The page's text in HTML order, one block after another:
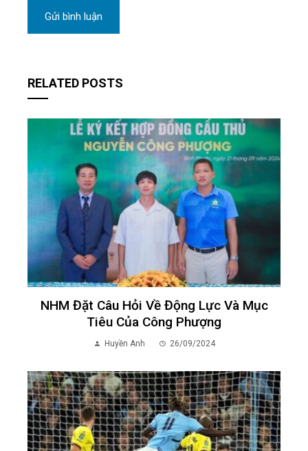
RELATED POSTS
NHM Đặt Câu Hỏi Về Động Lực Và Mục
Tiêu Của Công Phượng
Huyền Anh 26/09/2024